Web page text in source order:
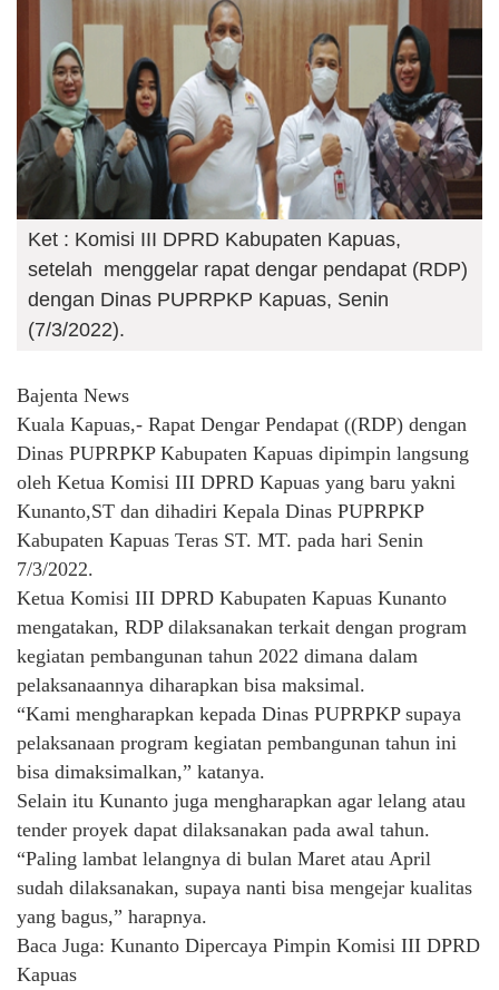
Ket : Komisi III DPRD Kabupaten Kapuas,
setelah menggelar rapat dengar pendapat (RDP)
dengan Dinas PUPRPKP Kapuas, Senin
(7/3/2022).
Bajenta News
Kuala Kapuas,- Rapat Dengar Pendapat ((RDP) dengan
Dinas PUPRPKP Kabupaten Kapuas dipimpin langsung
oleh Ketua Komisi III DPRD Kapuas yang baru yakni
Kunanto,ST dan dihadiri Kepala Dinas PUPRPKP
Kabupaten Kapuas Teras ST. MT. pada hari Senin
7/3/2022.
Ketua Komisi III DPRD Kabupaten Kapuas Kunanto
mengatakan, RDP dilaksanakan terkait dengan program
kegiatan pembangunan tahun 2022 dimana dalam
pelaksanaannya diharapkan bisa maksimal.
“Kami mengharapkan kepada Dinas PUPRPKP supaya
pelaksanaan program kegiatan pembangunan tahun ini
bisa dimaksimalkan,” katanya.
Selain itu Kunanto juga mengharapkan agar lelang atau
tender proyek dapat dilaksanakan pada awal tahun.
“Paling lambat lelangnya di bulan Maret atau April
sudah dilaksanakan, supaya nanti bisa mengejar kualitas
yang bagus,” harapnya.
Baca Juga: Kunanto Dipercaya Pimpin Komisi III DPRD
Kapuas